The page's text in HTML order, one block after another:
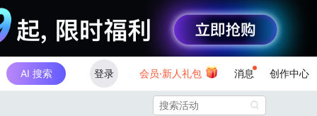
AI 搜索 登录 会员·新人礼包 消息 创作中心
